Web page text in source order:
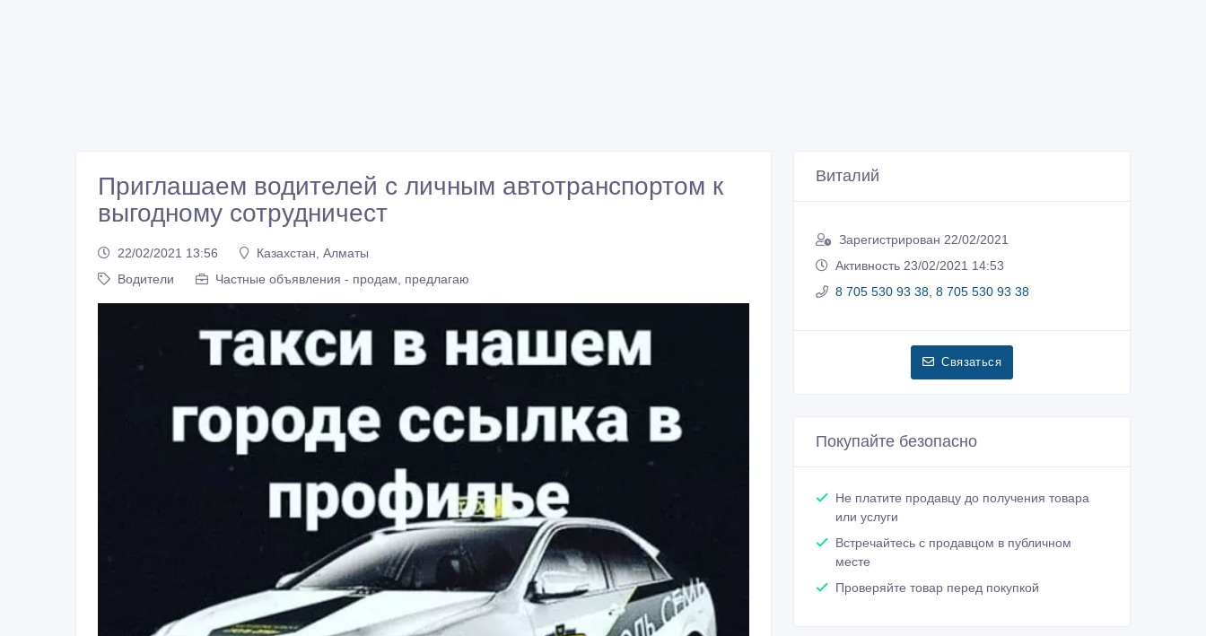
Приглашаем водителей с личным автотранспортом к
выгодному сотрудничест
22/02/2021 13:56
Казахстан, Алматы
Водители
Частные объявления - продам, предлагаю
Виталий
Зарегистрирован 22/02/2021
Активность 23/02/2021 14:53
8 705 530 93 38, 8 705 530 93 38
Связаться
Покупайте безопасно
Не платите продавцу до получения товара
или услуги
Встречайтесь с продавцом в публичном
месте
Проверяйте товар перед покупкой